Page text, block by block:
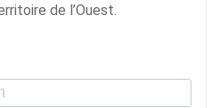
de l’Ouest.